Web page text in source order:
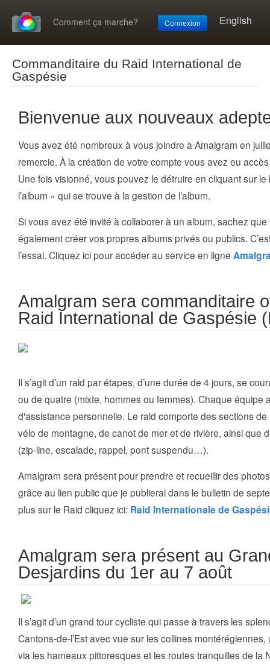
Comment ça marche? English
Connexion
Commanditaire du Raid International de
Gaspésie
Bienvenue aux nouveaux
Vous avez été nombreux à vous joindre à Amalgram en
remercie. À la création de votre compte vous avez eu
Une fois visionné, vous pouvez le détruire en cliquant sur le
l’album » qui se trouve à la gestion de l’album.
Si vous avez été invité à collaborer à un album, sachez
également créer vos propres albums privés ou publics.
l’essai. Cliquez ici pour accéder au service en ligne
Amalgram sera commanditaire
Raid International de Gaspésie
Il s’agit d’un raid par étapes, d’une durée de 4 jours, se
ou de quatre (mixte, hommes ou femmes). Chaque équipe
d'assistance personnelle. Le raid comporte des sections
vélo de montagne, de canot de mer et de rivière, ainsi que
(zip-line, escalade, rappel, pont suspendu…).
Amalgram sera présent pour prendre et recueillir des
grâce au lien public que je publierai dans le bulletin de
plus sur le Raid cliquez ici: Raid Internationale de
Amalgram sera présent au
Desjardins du 1er au 7 août
Il s’agit d’un grand tour cycliste qui passe à travers les
Cantons-de-l’Est avec vue sur les collines
via les hameaux pittoresques et les routes tranquilles de la